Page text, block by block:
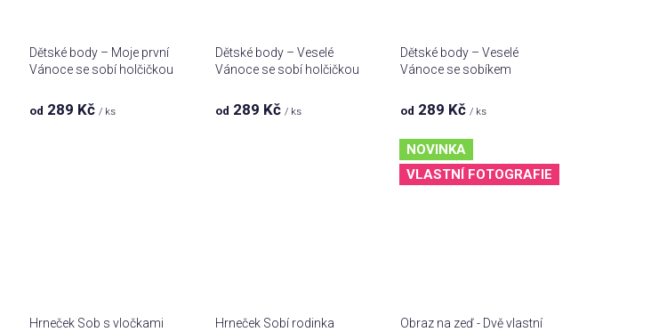
Dětské body – Moje první
Vánoce se sobí holčičkou
od 289 Kč/ ks
Dětské body – Veselé
Vánoce se sobí holčičkou
od 289 Kč / ks
Dětské body – Veselé
Vánoce se sobíkem
od 289 Kč / ks
Hrneček Sob s vločkami
Hrneček Sobí rodinka
NOVINKA
VLASTNÍ FOTOGRAFIE
Obraz na zeď - Dvě vlastní